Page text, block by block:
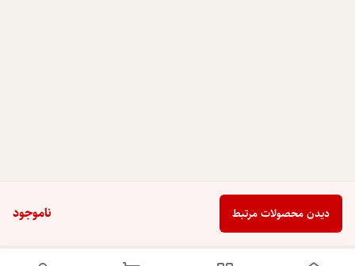
ناموجود دیدن محصولات مرتبط